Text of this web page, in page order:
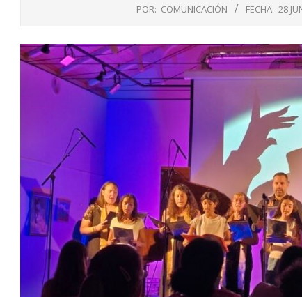
POR: COMUNICACIÓN FECHA: 28